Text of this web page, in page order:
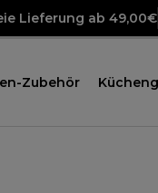
Lieferung ab 49,00€
Zubehör